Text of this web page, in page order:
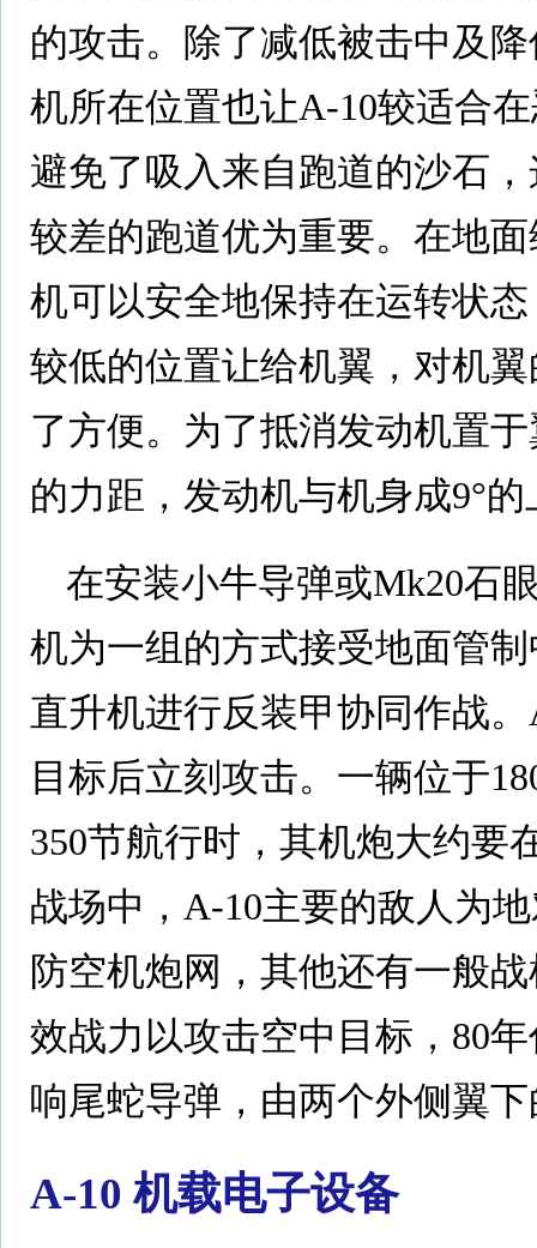
的攻击。除了减低被击中及
机所在位置也让A-10较适合
避免了吸入来自跑道的沙石
较差的跑道优为重要。在地
机可以安全地保持在运转状
较低的位置让给机翼，对机
了方便。为了抵消发动机置
的力距，发动机与机身成9°
在安装小牛导弹或Mk20石
机为一组的方式接受地面管
直升机进行反装甲协同作战
目标后立刻攻击。一辆位于
350节航行时，其机炮大约要
战场中，A-10主要的敌人为
防空机炮网，其他还有一般
效战力以攻击空中目标，80
响尾蛇导弹，由两个外侧翼
A-10 机载电子设备